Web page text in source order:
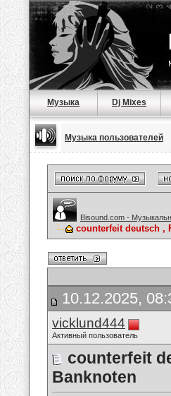
Музыка Dj Mixes
Музыка пользователей
Bisound.com -
counterfeit deutsch ,
10.12.2025,
vicklund444
Активный пользователь
counterfeit
Banknoten